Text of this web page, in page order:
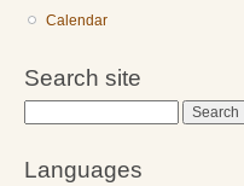
Calendar
Search site
Languages